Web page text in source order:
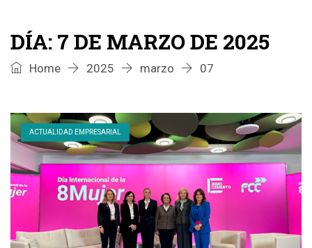
DÍA: 7 DE MARZO DE 2025
Home 2025 marzo 07
ACTUALIDAD EMPRESARIAL